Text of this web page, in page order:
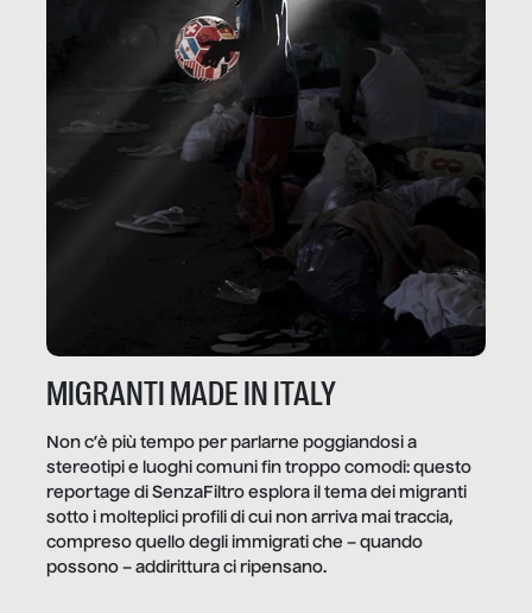
MIGRANTI MADE IN ITALY
Non c’è più tempo per parlarne poggiandosi a
stereotipi e luoghi comuni fin troppo comodi: questo
reportage di SenzaFiltro esplora il tema dei migranti
sotto i molteplici profili di cui non arriva mai traccia,
compreso quello degli immigrati che – quando
possono – addirittura ci ripensano.